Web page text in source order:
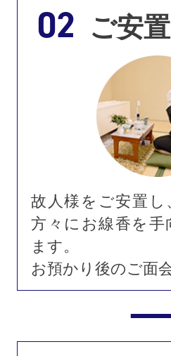
02 ご安
故人様をご安置し
方々にお線香を手
ます。
お預かり後のご面